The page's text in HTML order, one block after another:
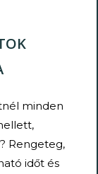
minden
Rengeteg,
időt és